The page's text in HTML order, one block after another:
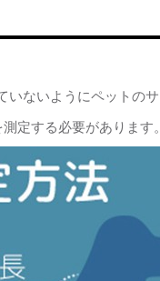
ないようにペットのサ
定する必要があります